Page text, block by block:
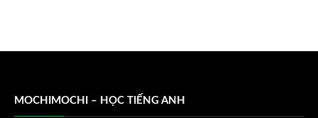
MOCHIMOCHI – HỌC TIẾNG ANH